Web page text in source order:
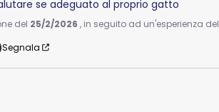
se adeguato al proprio gatto
del 25/2/2026 , in seguito ad un'esperienza del
Segnala